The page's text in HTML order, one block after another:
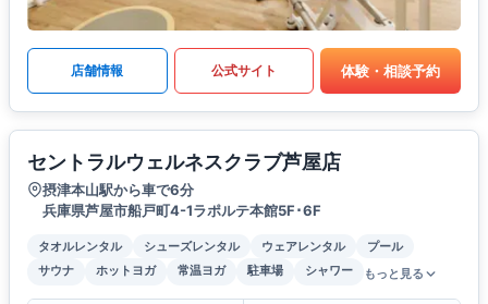
店舗情報 公式サイト 体験・相談予約
セントラルウェルネスクラブ芦屋店
摂津本山駅から車で6分
兵庫県芦屋市船戸町4-1ラポルテ本館5F･6F
タオルレンタル シューズレンタル ウェアレンタル
プール
サウナ
ホットヨガ 常温ヨガ 駐車場 シャワー もっと見る